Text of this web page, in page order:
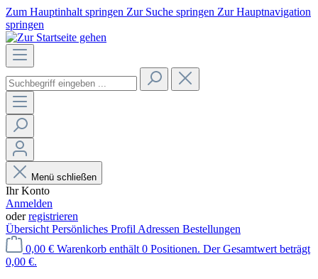
Zum Hauptinhalt springen Zur Suche springen Zur Hauptnavigation
springen
Menü schließen
Ihr Konto
Anmelden
oderregistrieren
Übersicht Persönliches Profil Adressen Bestellungen
0,00 € Warenkorb enthält 0 Positionen. Der Gesamtwert beträgt
0,00 €.